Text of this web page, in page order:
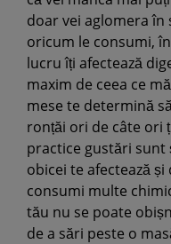
doar vei aglomera în
oricum le consumi,
lucru îți afectează
maxim de ceea ce
mese te determină
ronțăi ori de câte ori
practice gustări sunt
obicei te afectează
consumi multe
tău nu se poate
de a sări peste o